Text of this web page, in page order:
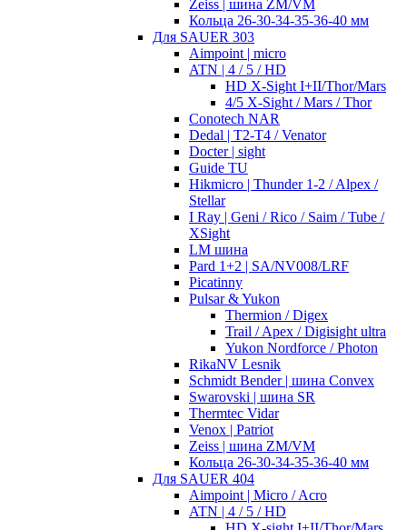
Zeiss | шина ZM/VM
Кольца 26-30-34-35-36-40 мм
Для SAUER 303
Aimpoint | micro
ATN | 4 / 5 / HD
HD X-Sight I+II/Thor/Mars
4/5 X-Sight / Mars / Thor
Conotech NAR
Dedal | T2-T4 / Venator
Docter | sight
Guide TU
Hikmicro | Thunder 1-2 / Alpex /
Stellar
I Ray | Geni / Rico / Saim / Tube /
XSight
LM шина
Pard 1+2 | SA/NV008/LRF
Picatinny
Pulsar & Yukon
Thermion / Digex
Trail / Apex / Digisight ultra
Yukon Nordforce / Photon
RikaNV Lesnik
Schmidt Bender | шина Convex
Swarovski | шина SR
Thermtec Vidar
Venox | Patriot
Zeiss | шина ZM/VM
Кольца 26-30-34-35-36-40 мм
Для SAUER 404
Aimpoint | Micro / Acro
ATN | 4 / 5 / HD